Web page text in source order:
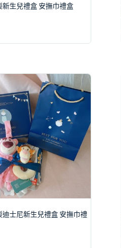
新生兒禮盒 安撫巾禮盒
迪士尼新生兒禮盒 安撫巾禮